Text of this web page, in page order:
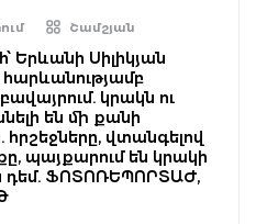
Շամշյան
Երևանի Սիլիկյան
կրակն ու
են մի քանի
հրշեջները, վտանգելով
պայքարում են կրակի
ՖՈՏՈՌԵՊՈՐՏԱԺ,